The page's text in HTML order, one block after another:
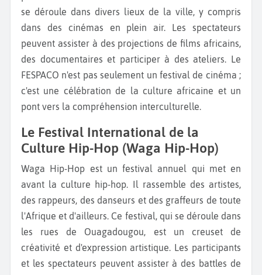
se déroule dans divers lieux de la ville, y compris
dans des cinémas en plein air. Les spectateurs
peuvent assister à des projections de films africains,
des documentaires et participer à des ateliers. Le
FESPACO n'est pas seulement un festival de cinéma ;
c'est une célébration de la culture africaine et un
pont vers la compréhension interculturelle.
Le Festival International de la
Culture Hip-Hop (Waga Hip-Hop)
Waga Hip-Hop est un festival annuel qui met en
avant la culture hip-hop. Il rassemble des artistes,
des rappeurs, des danseurs et des graffeurs de toute
l'Afrique et d'ailleurs. Ce festival, qui se déroule dans
les rues de Ouagadougou, est un creuset de
créativité et d'expression artistique. Les participants
et les spectateurs peuvent assister à des battles de